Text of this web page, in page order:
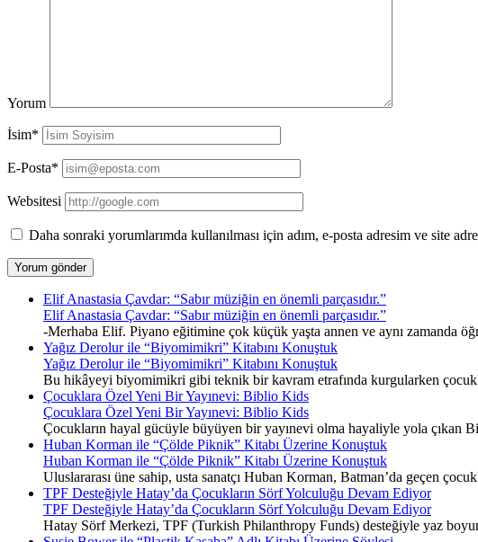
Yorum
İsim*
E-Posta*
Websitesi
Daha sonraki yorumlarımda kullanılması için adım, e-posta adresim ve site
Elif Anastasia Çavdar: “Sabır müziğin en önemli parçasıdır.”
Elif Anastasia Çavdar: “Sabır müziğin en önemli parçasıdır.”
-Merhaba Elif. Piyano eğitimine çok küçük yaşta annen ve aynı zamanda
Yağız Derolur ile “Biyomimikri” Kitabını Konuştuk
Yağız Derolur ile “Biyomimikri” Kitabını Konuştuk
Bu hikâyeyi biyomimikri gibi teknik bir kavram etrafında kurgularken
Çocuklara Özel Yeni Bir Yayınevi: Biblio Kids
Çocuklara Özel Yeni Bir Yayınevi: Biblio Kids
Çocukların hayal gücüyle büyüyen bir yayınevi olma hayaliyle yola çıkan
Huban Korman ile “Çölde Piknik” Kitabı Üzerine Konuştuk
Huban Korman ile “Çölde Piknik” Kitabı Üzerine Konuştuk
Uluslararası üne sahip, usta sanatçı Huban Korman, Batman’da geçen
TPF Desteğiyle Hatay’da Çocukların Sörf Yolculuğu Devam Ediyor
TPF Desteğiyle Hatay’da Çocukların Sörf Yolculuğu Devam Ediyor
Hatay Sörf Merkezi, TPF (Turkish Philanthropy Funds) desteğiyle yaz